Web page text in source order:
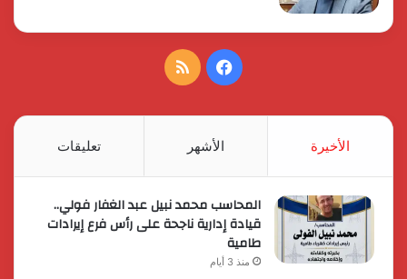
فيسبوكملخص
الأخيرة الأشهر تعليقات
المحاسب محمد نبيل عبد الغفار فولي..
قيادة إدارية ناجحة على رأس فرع إيرادات
طامية
منذ 3 أيام